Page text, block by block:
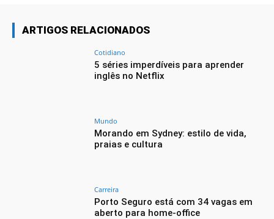
ARTIGOS RELACIONADOS
Cotidiano
5 séries imperdíveis para aprender
inglês no Netflix
Mundo
Morando em Sydney: estilo de vida,
praias e cultura
Carreira
Porto Seguro está com 34 vagas em
aberto para home-office